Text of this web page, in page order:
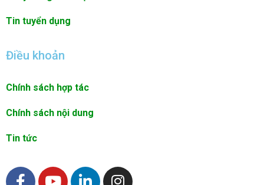
Tin tuyển dụng
Điều khoản
Chính sách hợp tác
Chính sách nội dung
Tin tức
F
Y
L
I